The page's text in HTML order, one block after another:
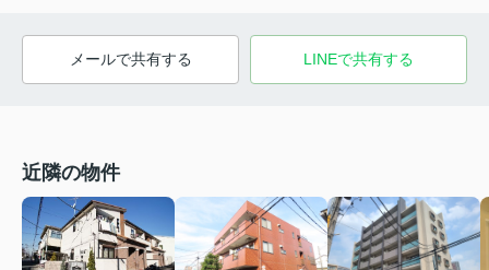
メールで共有する LINEで共有する
近隣の物件